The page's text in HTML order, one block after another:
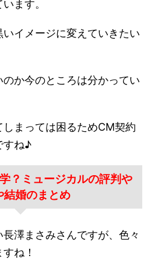
ます。
イメージに変えていきたい
か今のところは分かってい
まっては困るためCM契約
すね♪
？ミュージカルの評判や
結婚のまとめ
澤まさみさんですが、色々
ね！